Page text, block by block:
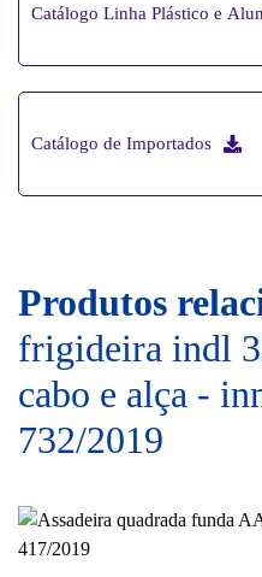
Catálogo Linha Plástico e
Catálogo de Importados
Produtos
frigideira indl
cabo e alça -
732/2019